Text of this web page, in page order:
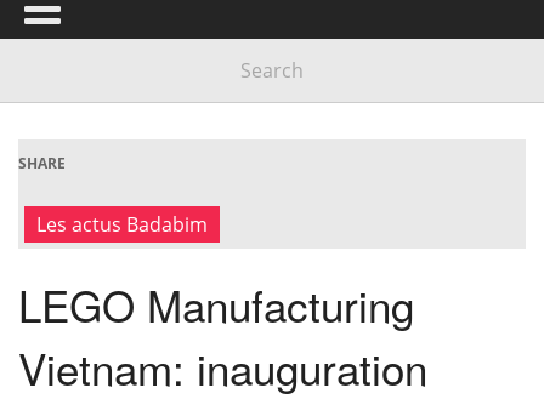
SHARE
Les actus Badabim
LEGO Manufacturing
Vietnam: inauguration